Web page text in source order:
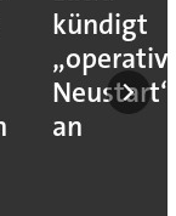
kündigt
Neustart“
an